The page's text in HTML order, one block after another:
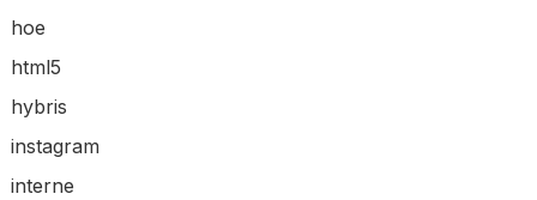
hoe
html5
hybris
instagram
interne